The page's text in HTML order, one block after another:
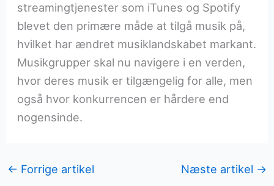
streamingtjenester som iTunes og Spotify
blevet den primære måde at tilgå musik på,
hvilket har ændret musiklandskabet markant.
Musikgrupper skal nu navigere i en verden,
hvor deres musik er tilgængelig for alle, men
også hvor konkurrencen er hårdere end
nogensinde.
← Forrige artikel Næste artikel →